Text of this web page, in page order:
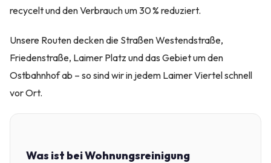
recycelt und den Verbrauch um 30 % reduziert.
Unsere Routen decken die Straßen Westendstraße,
Friedenstraße, Laimer Platz und das Gebiet um den
Ostbahnhof ab – so sind wir in jedem Laimer Viertel schnell
vor Ort.
Was ist bei Wohnungsreinigung